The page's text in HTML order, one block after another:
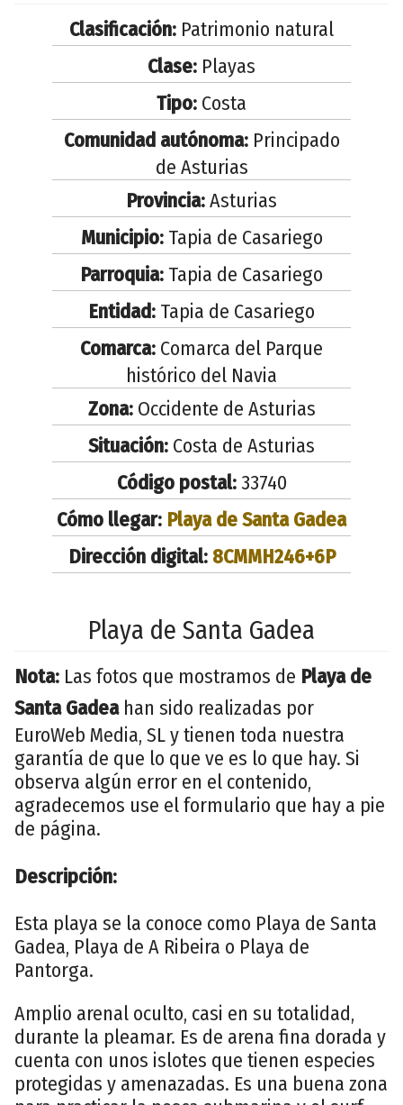
Clasificación: Patrimonio natural
Clase: Playas
Tipo: Costa
Comunidad autónoma:Principado
de Asturias
Provincia:Asturias
Municipio:Tapia de Casariego
Parroquia: Tapia de Casariego
Entidad: Tapia de Casariego
Comarca: Comarca del Parque
histórico del Navia
Zona:Occidente de Asturias
Situación: Costa de Asturias
Código postal:33740
Cómo llegar: Playa de Santa Gadea
Dirección digital: 8CMMH246+6P
Playa de Santa Gadea
Nota: Las fotos que mostramos de Playa de
Santa Gadeahan sido realizadas por
EuroWeb Media, SL y tienen toda nuestra
garantía de que lo que ve es lo que hay. Si
observa algún error en el contenido,
agradecemos use el formulario que hay a pie
de página.
Descripción:
Esta playa se la conoce como Playa de Santa
Gadea, Playa de A Ribeira o Playa de
Pantorga.
Amplio arenal oculto, casi en su totalidad,
durante la pleamar. Es de arena fina dorada y
cuenta con unos islotes que tienen especies
protegidas y amenazadas. Es una buena zona